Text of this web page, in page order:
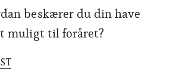
beskærer du din have
muligt til foråret?